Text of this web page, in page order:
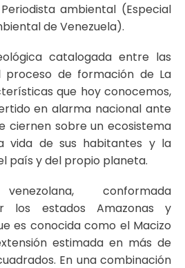
ambiental (Especial
de Venezuela).
catalogada entre las
proceso de formación de La
que hoy conocemos,
en alarma nacional ante
ciernen sobre un ecosistema
vida de sus habitantes y la
país y del propio planeta.
conformada
los estados Amazonas y
es conocida como el Macizo
estimada en más de
En una combinación